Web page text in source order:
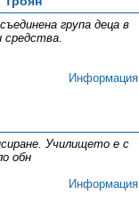
група деца в
средства.
Информация
Училището е с
обн
Информация